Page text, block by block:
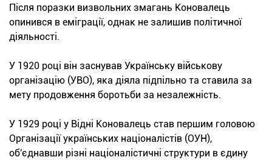
Після поразки визвольних змагань Коновалець
опинився в еміграції, однак не залишив політичної
діяльності.
У 1920 році він заснував Українську військову
організацію (УВО), яка діяла підпільно та ставила за
мету продовження боротьби за незалежність.
У 1929 році у Відні Коновалець став першим головою
Організації українських націоналістів (ОУН),
об'єднавши різні націоналістичні структури в єдину